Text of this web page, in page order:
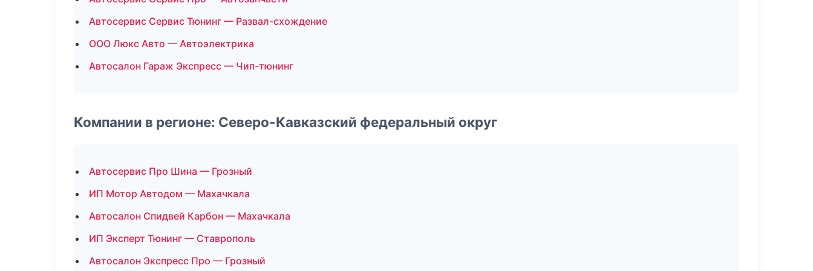
Автосервис Сервис Тюнинг — Развал-схождение
ООО Люкс Авто — Автоэлектрика
Автосалон Гараж Экспресс — Чип-тюнинг
Компании в регионе: Северо-Кавказский федеральный округ
Автосервис Про Шина — Грозный
ИП Мотор Автодом — Махачкала
Автосалон Спидвей Карбон — Махачкала
ИП Эксперт Тюнинг — Ставрополь
Автосалон Экспресс Про — Грозный